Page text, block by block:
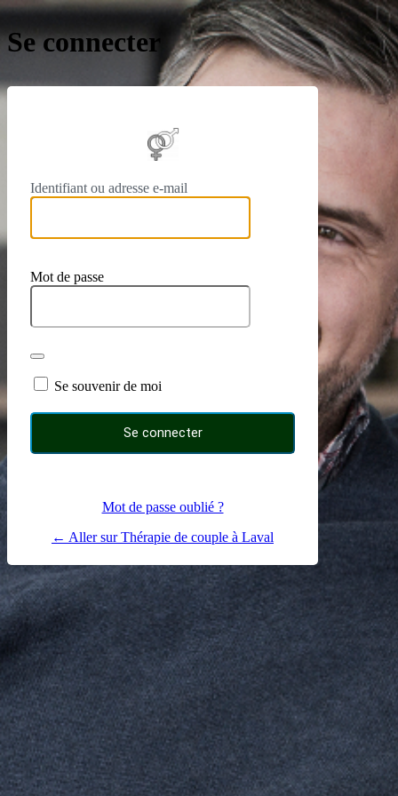
Se connecter
Identifiant ou adresse e-mail
Mot de passe
Se souvenir de moi
Mot de passe oublié ?
← Aller sur Thérapie de couple à Laval